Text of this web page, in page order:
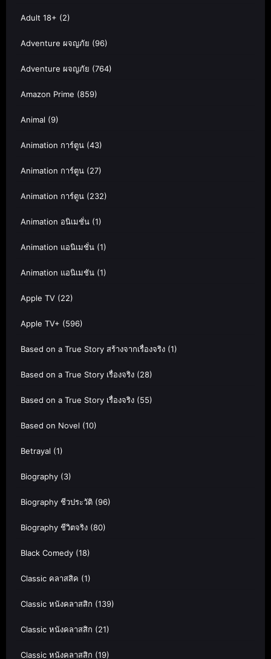
Adult 18+ (2)
Adventure ผจญภัย (96)
Adventure ผจญภัย (764)
Amazon Prime (859)
Animal (9)
Animation การ์ตูน (43)
Animation การ์ตูน (27)
Animation การ์ตูน (232)
Animation อนิเมชั่น (1)
Animation แอนิเมชั่น (1)
Animation แอนิเมชัน (1)
Apple TV (22)
Apple TV+ (596)
Based on a True Story สร้างจากเรื่องจริง (1)
Based on a True Story เรื่องจริง (28)
Based on a True Story เรื่องจริง (55)
Based on Novel (10)
Betrayal (1)
Biography (3)
Biography ชีวประวัติ (96)
Biography ชีวิตจริง (80)
Black Comedy (18)
Classic คลาสสิค (1)
Classic หนังคลาสสิก (139)
Classic หนังคลาสสิก (21)
Classic หนังคลาสสิก (19)